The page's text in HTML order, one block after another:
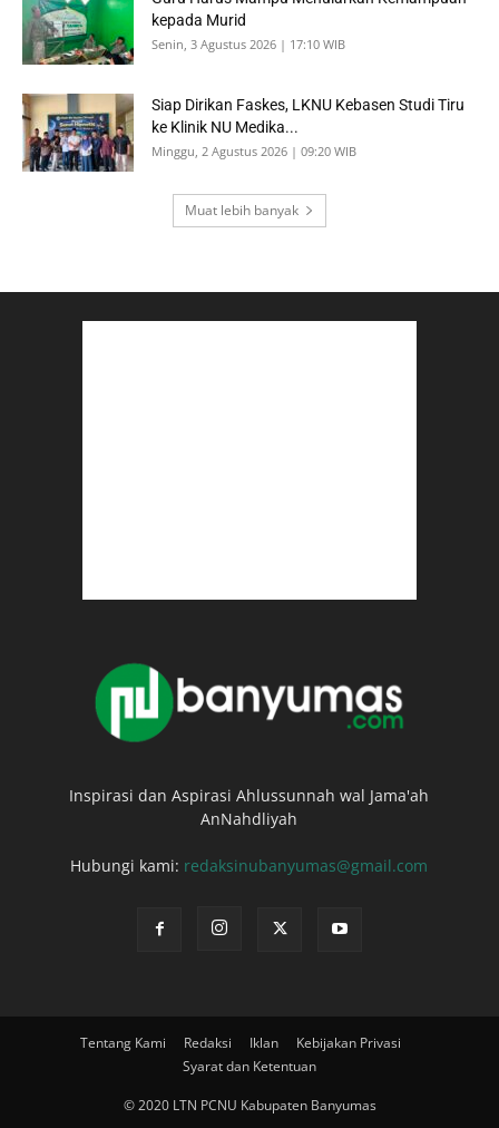
kepada Murid
Senin, 3 Agustus 2026 | 17:10 WIB
Siap Dirikan Faskes, LKNU Kebasen Studi Tiru
ke Klinik NU Medika...
Minggu, 2 Agustus 2026 | 09:20 WIB
Muat lebih banyak
Inspirasi dan Aspirasi Ahlussunnah wal Jama'ah
AnNahdliyah
Hubungi kami: redaksinubanyumas@gmail.com
Tentang Kami Redaksi Iklan
Kebijakan Privasi
Syarat dan Ketentuan
© 2020 LTN PCNU Kabupaten Banyumas